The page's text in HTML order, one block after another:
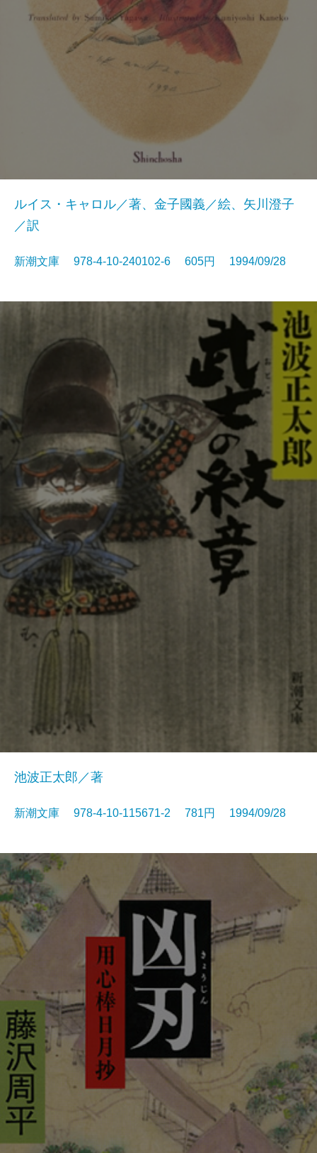
ルイス・キャロル／著、金子國義／絵、矢川澄子
／訳
新潮文庫 978-4-10-240102-6 605円 1994/09/28
池波正太郎／著
新潮文庫 978-4-10-115671-2 781円 1994/09/28